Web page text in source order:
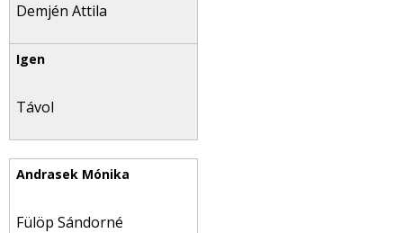
Demjén Attila
Távol
Fülöp Sándorné